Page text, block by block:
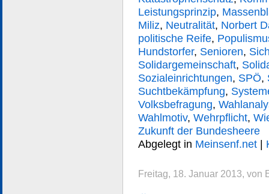
Leistungsprinzip,
Miliz, Neutralität, Norbert
politische Reife,
Hundstorfer, Senioren,
Solidargemeinschaft,
Sozialeinrichtungen, SPÖ,
Suchtbekämpfung,
Volksbefragung,
Wahlmotiv, Wehrpflicht,
Zukunft der Bundesheere
Abgelegt in Meinsenf.net |
Freitag, 18. Januar 2013, von